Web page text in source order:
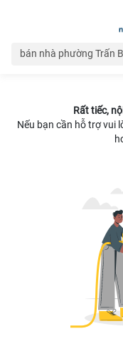
Rất tiếc,
Nếu bạn cần hỗ trợ vui